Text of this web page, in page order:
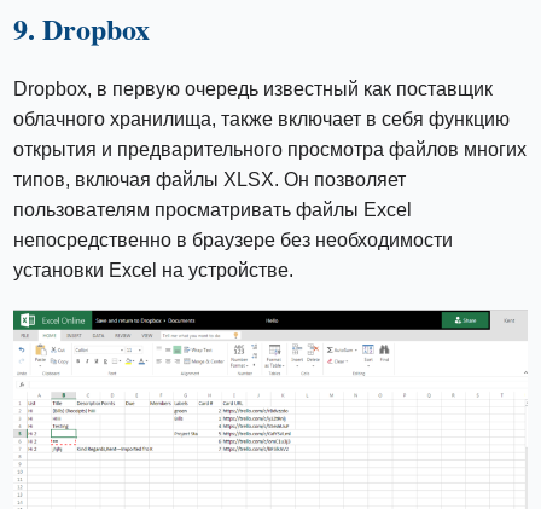
9. Dropbox
Dropbox, в первую очередь известный как поставщик
облачного хранилища, также включает в себя функцию
открытия и предварительного просмотра файлов многих
типов, включая файлы XLSX. Он позволяет
пользователям просматривать файлы Excel
непосредственно в браузере без необходимости
установки Excel на устройстве.